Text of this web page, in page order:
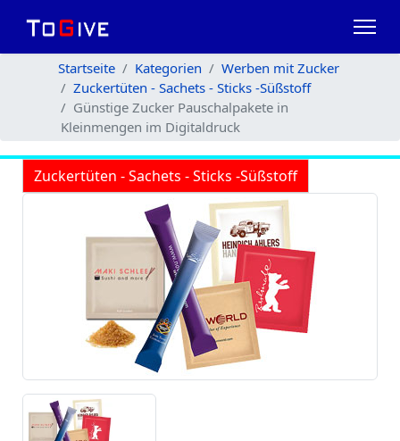
Startseite Kategorien
Werben mit Zucker
Zuckertüten - Sachets - Sticks -Süßstoff
Günstige Zucker Pauschalpakete in
Kleinmengen im Digitaldruck
Zuckertüten - Sachets - Sticks -Süßstoff